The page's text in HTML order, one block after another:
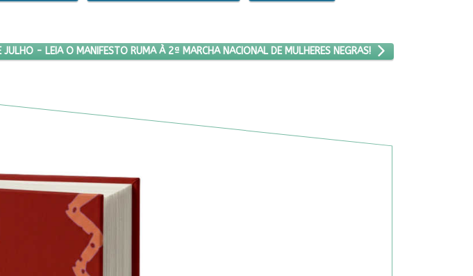
ARTIGO: 25 DE JULHO - LEIA O MANIFESTO RUMA À 2ª MARCHA NACIONAL DE MULHERES NEGRAS!
JULHO - LEIA O MANIFESTO RUMA À 2ª MARCHA NACIONAL DE MULHERES NEGRAS!